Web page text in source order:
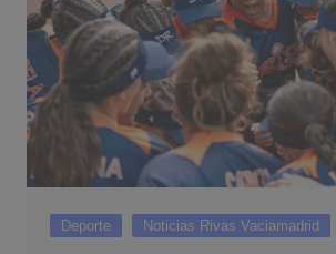
Deporte Noticias Rivas Vaciamadrid